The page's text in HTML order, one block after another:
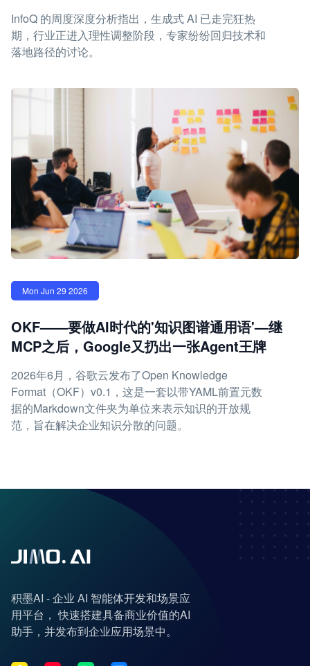
InfoQ 的周度深度分析指出，生成式 AI 已走完狂热
期，行业正进入理性调整阶段，专家纷纷回归技术和
落地路径的讨论。
Mon Jun 29 2026
OKF——要做AI时代的'知识图谱通用语'—继
MCP之后，Google又扔出一张Agent王牌
2026年6月，谷歌云发布了Open Knowledge
Format（OKF）v0.1，这是一套以带YAML前置元数
据的Markdown文件夹为单位来表示知识的开放规
范，旨在解决企业知识分散的问题。
积墨AI - 企业 AI 智能体开发和场景应
用平台， 快速搭建具备商业价值的AI
助手，并发布到企业应用场景中。